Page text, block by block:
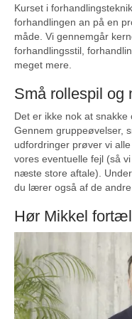
Kurset i
forhandlingen an på en
måde. Vi gennemgår
forhandlingsstil,
meget mere.
Små rollespil og
Det er ikke nok at
Gennem gruppeøvelser,
udfordringer prøver vi
vores eventuelle fejl (så
næste store aftale).
du lærer også af de
Hør Mikkel